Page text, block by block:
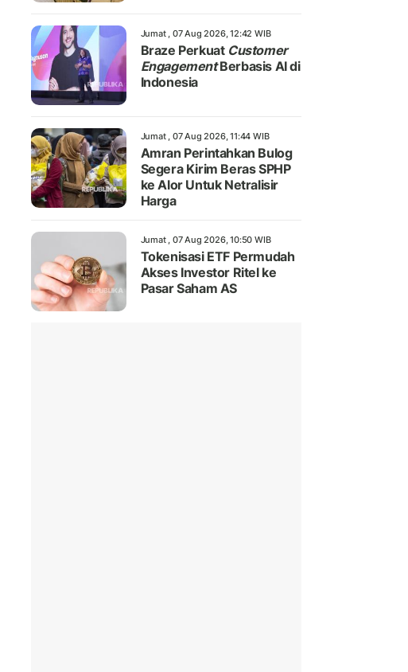
Jumat , 07 Aug 2026, 12:42 WIB
Braze Perkuat Customer
EngagementBerbasis AI di
Indonesia
Jumat , 07 Aug 2026, 11:44 WIB
Amran Perintahkan Bulog
Segera Kirim Beras SPHP
ke Alor Untuk Netralisir
Harga
Jumat , 07 Aug 2026, 10:50 WIB
Tokenisasi ETF Permudah
Akses Investor Ritel ke
Pasar Saham AS